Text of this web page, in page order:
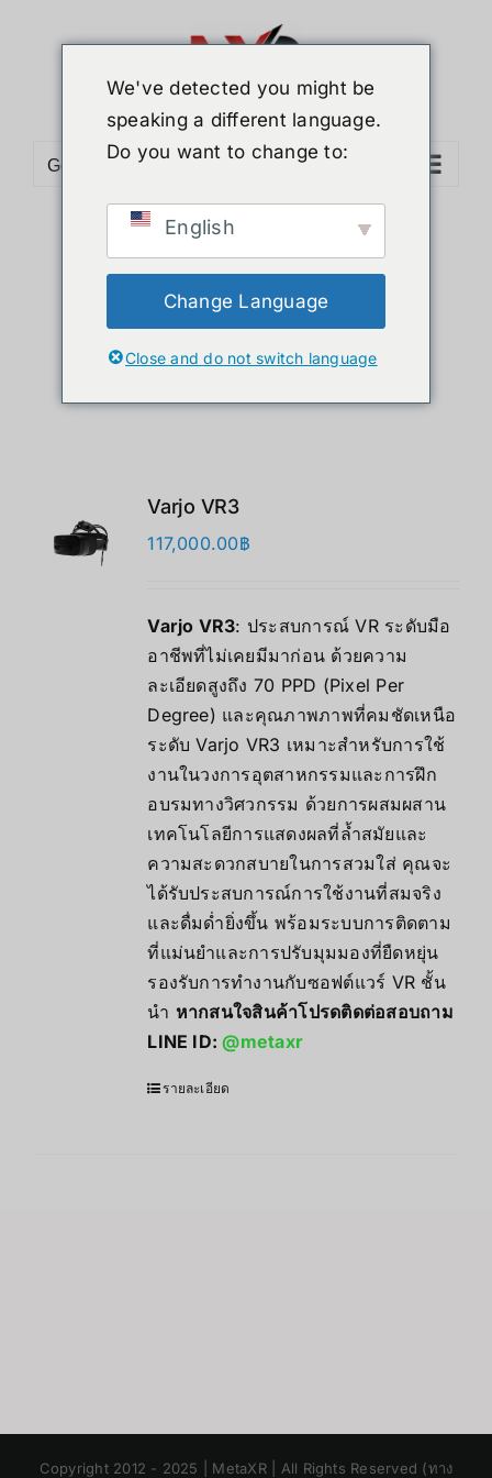
Go to...
Sort byPopularity
Show36 Products
Varjo VR3
117,000.00฿
Varjo VR3: ประสบการณ์ VR ระดับมือ
อาชีพที่ไม่เคยมีมาก่อน ด้วยความ
ละเอียดสูงถึง 70 PPD (Pixel Per
Degree) และคุณภาพภาพที่คมชัดเหนือ
ระดับ Varjo VR3 เหมาะสำหรับการใช้
งานในวงการอุตสาหกรรมและการฝึก
อบรมทางวิศวกรรม ด้วยการผสมผสาน
เทคโนโลยีการแสดงผลที่ล้ำสมัยและ
ความสะดวกสบายในการสวมใส่ คุณจะ
ได้รับประสบการณ์การใช้งานที่สมจริง
และดื่มด่ำยิ่งขึ้น พร้อมระบบการติดตาม
ที่แม่นยำและการปรับมุมมองที่ยืดหยุ่น
รองรับการทำงานกับซอฟต์แวร์ VR ชั้น
นำ หากสนใจสินค้าโปรดติดต่อสอบถาม
LINE ID:@metaxr
รายละเอียด
Copyright 2012 - 2025 | MetaXR | All Rights Reserved (ทาง
We've detected you might be
speaking a different language.
Do you want to change to:
English
Change Language
Close and do not switch language